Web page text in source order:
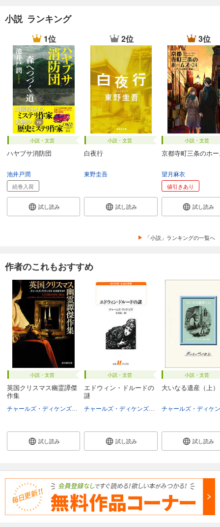
小説 ランキング
1位
小説・文芸
ハヤブサ消防団
池井戸潤
続巻入荷
試し読み
2位
小説・文芸
白夜行
東野圭吾
試し読み
3位
小説・文芸
京都寺町三条のホ
望月麻衣
値引きあり
試し読み
「小説」ランキングの一覧へ
作者のこれもおすすめ
小説・文芸
英国クリスマス幽霊譚傑
作集
夏来健次
試し読み
小説・文芸
エドウィン・ドルードの
謎
小池滋
試し読み
小説・文芸
大いなる遺産（上）
試し読み